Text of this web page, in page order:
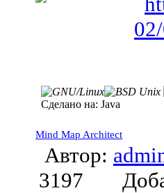
Сделано на: Java
Mind Map Architect
Автор:
3197